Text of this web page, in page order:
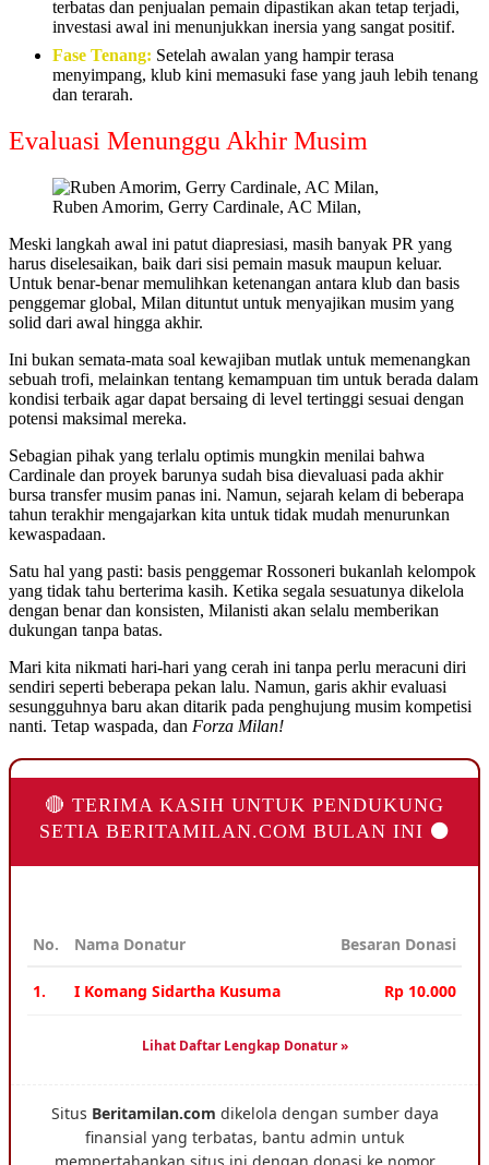
terbatas dan penjualan pemain dipastikan akan tetap terjadi,
investasi awal ini menunjukkan inersia yang sangat positif.
Fase Tenang: Setelah awalan yang hampir terasa
menyimpang, klub kini memasuki fase yang jauh lebih tenang
dan terarah.
Evaluasi Menunggu Akhir Musim
Ruben Amorim, Gerry Cardinale, AC Milan,
Meski langkah awal ini patut diapresiasi, masih banyak PR yang
harus diselesaikan, baik dari sisi pemain masuk maupun keluar.
Untuk benar-benar memulihkan ketenangan antara klub dan basis
penggemar global, Milan dituntut untuk menyajikan musim yang
solid dari awal hingga akhir.
Ini bukan semata-mata soal kewajiban mutlak untuk memenangkan
sebuah trofi, melainkan tentang kemampuan tim untuk berada dalam
kondisi terbaik agar dapat bersaing di level tertinggi sesuai dengan
potensi maksimal mereka.
Sebagian pihak yang terlalu optimis mungkin menilai bahwa
Cardinale dan proyek barunya sudah bisa dievaluasi pada akhir
bursa transfer musim panas ini. Namun, sejarah kelam di beberapa
tahun terakhir mengajarkan kita untuk tidak mudah menurunkan
kewaspadaan.
Satu hal yang pasti: basis penggemar Rossoneri bukanlah kelompok
yang tidak tahu berterima kasih. Ketika segala sesuatunya dikelola
dengan benar dan konsisten, Milanisti akan selalu memberikan
dukungan tanpa batas.
Mari kita nikmati hari-hari yang cerah ini tanpa perlu meracuni diri
sendiri seperti beberapa pekan lalu. Namun, garis akhir evaluasi
sesungguhnya baru akan ditarik pada penghujung musim kompetisi
nanti. Tetap waspada, dan Forza Milan!
🔴 TERIMA KASIH UNTUK PENDUKUNG
SETIA BERITAMILAN.COM BULAN INI ⚫
No. Nama Donatur Besaran Donasi
1. I Komang Sidartha Kusuma Rp 10.000
Lihat Daftar Lengkap Donatur »
Situs Beritamilan.com dikelola dengan sumber daya
finansial yang terbatas, bantu admin untuk